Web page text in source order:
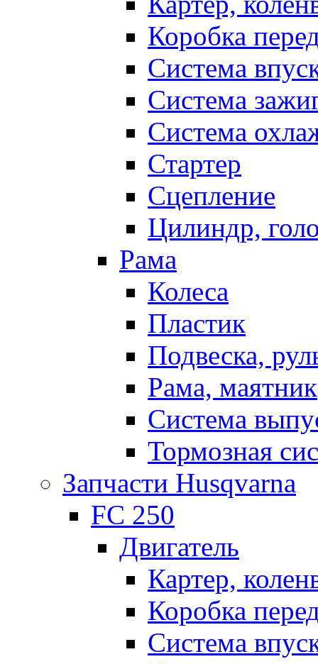
Коробка
Система
Система
Система
Стартер
Сцепление
Цилиндр,
Рама
Колеса
Пластик
Подвеска,
Рама, маятник
Система
Тормозная
Запчасти Husqvarna
FC 250
Двигатель
Картер,
Коробка
Система